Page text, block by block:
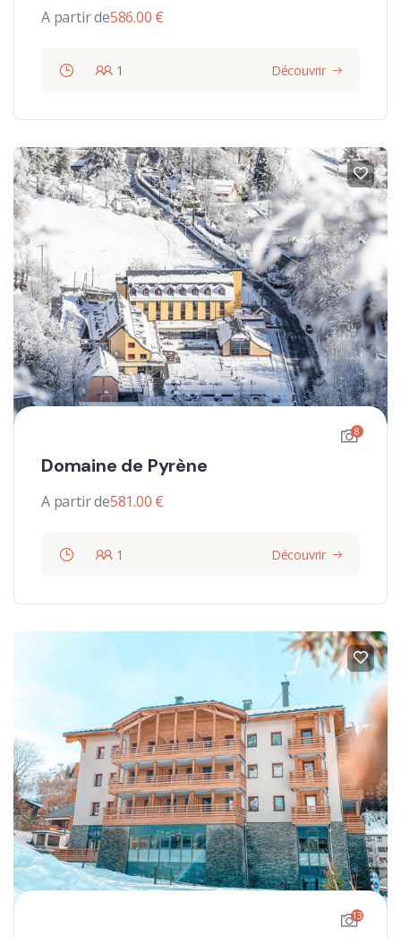
A partir de586.00 €
1 Découvrir
8
Domaine de Pyrène
A partir de581.00 €
1 Découvrir
13